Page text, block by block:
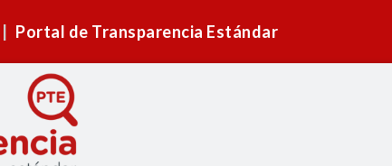
Portal de Transparencia Estándar